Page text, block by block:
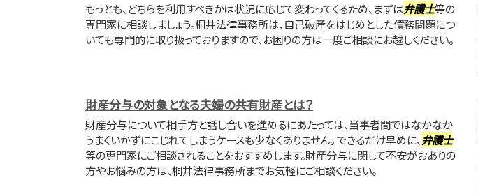
もっとも、どちらを利用すべきかは状況に応じて変わってくるため、まずは弁護士等の
専門家に相談しましょう。桐井法律事務所は、自己破産をはじめとした債務問題につ
いても専門的に取り扱っておりますので、お困りの方は一度ご相談にお越しください。
財産分与の対象となる夫婦の共有財産とは？
財産分与について相手方と話し合いを進めるにあたっては、当事者間ではなかなか
うまくいかずにこじれてしまうケースも少なくありません。 できるだけ早めに、 弁護士
等の専門家にご相談されることをおすすめします。財産分与に関して不安がおありの
方やお悩みの方は、桐井法律事務所までお気軽にご相談ください。